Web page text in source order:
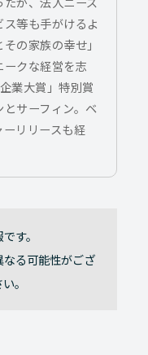
等も手がけるよ
の家族の幸せ」
ークな経営を志
業大賞」特別賞
サーフィン。ベ
リリースも経
す。
る可能性がござ
。